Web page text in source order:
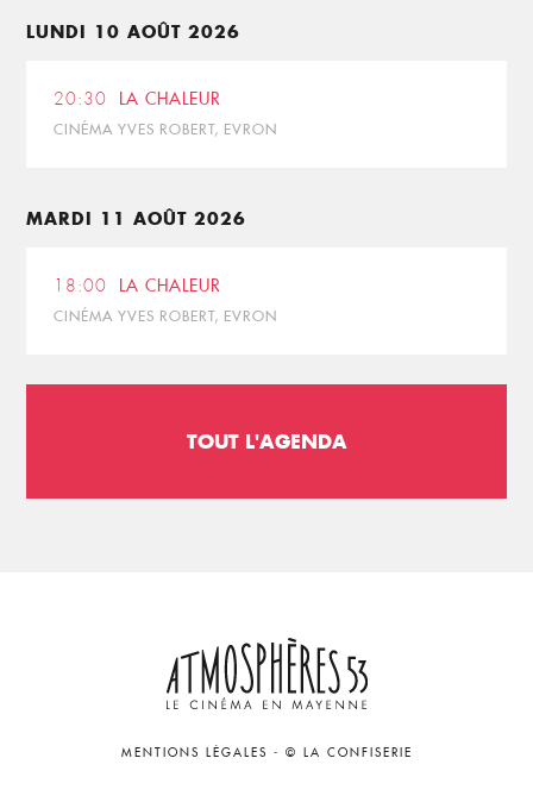
LUNDI 10 AOÛT 2026
20:30 LA CHALEUR
CINÉMA YVES ROBERT, EVRON
MARDI 11 AOÛT 2026
18:00 LA CHALEUR
CINÉMA YVES ROBERT, EVRON
TOUT L'AGENDA
MENTIONS LÉGALES - © LA CONFISERIE